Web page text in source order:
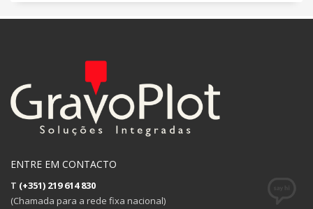
ENTRE EM CONTACTO
T (+351) 219 614 830
(Chamada para a rede fixa nacional)